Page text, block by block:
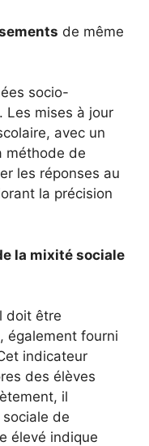
de même
socio-
Les mises à jour
avec un
méthode de
les réponses au
la précision
la mixité sociale
doit être
, également fourni
indicateur
des élèves
il
sociale de
élevé indique